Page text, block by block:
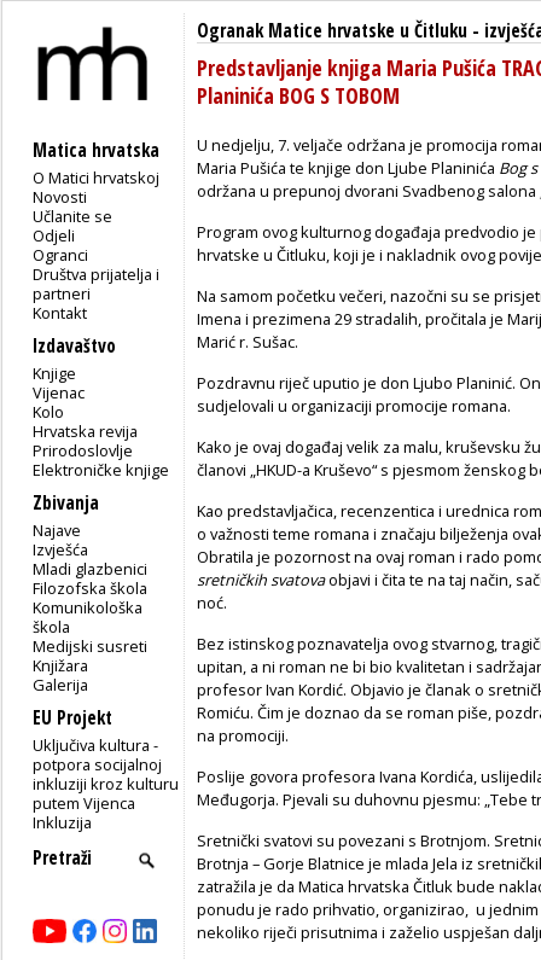
Matica hrvatska
O Matici hrvatskoj
Novosti
Učlanite se
Odjeli
Ogranci
Društva prijatelja i
partneri
Kontakt
Izdavaštvo
Knjige
Vijenac
Kolo
Hrvatska revija
Prirodoslovlje
Elektroničke knjige
Zbivanja
Najave
Izvješća
Mladi glazbenici
Filozofska škola
Komunikološka
škola
Medijski susreti
Knjižara
Galerija
EU Projekt
Uključiva kultura -
potpora socijalnoj
inkluziji kroz kulturu
putem Vijenca
Inkluzija
Ogranak Matice hrvatske u Čitluku -
Predstavljanje knjiga Maria Pušića
Planinića BOG S TOBOM
U nedjelju, 7. veljače održana je promocija
Maria Pušića te knjige don Ljube Planinića Bog
održana u prepunoj dvorani Svadbenog salona
Program ovog kulturnog događaja predvodio
hrvatske u Čitluku, koji je i nakladnik ovog
Na samom početku večeri, nazočni su se
Imena i prezimena 29 stradalih, pročitala je
Marić r. Sušac.
Pozdravnu riječ uputio je don Ljubo Planinić.
sudjelovali u organizaciji promocije romana.
Kako je ovaj događaj velik za malu, kruševsku
članovi „HKUD-a Kruševo“ s pjesmom ženskog
Kao predstavljačica, recenzentica i urednica
o važnosti teme romana i značaju bilježenja
Obratila je pozornost na ovaj roman i rado
sretničkih svatovaobjavi i čita te na taj način,
noć.
Bez istinskog poznavatelja ovog stvarnog,
upitan, a ni roman ne bi bio kvalitetan i
profesor Ivan Kordić. Objavio je članak o
Romiću. Čim je doznao da se roman piše,
na promociji.
Poslije govora profesora Ivana Kordića,
Međugorja. Pjevali su duhovnu pjesmu: „Tebe
Sretnički svatovi su povezani s Brotnjom.
Brotnja – Gorje Blatnice je mlada Jela iz
zatražila je da Matica hrvatska Čitluk bude
ponudu je rado prihvatio, organizirao, u
nekoliko riječi prisutnima i zaželio uspješan